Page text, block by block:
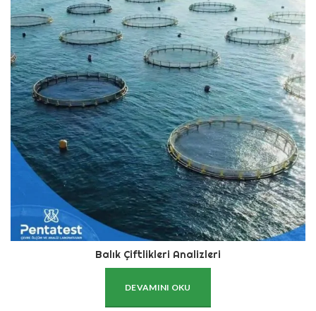
Balık Çiftlikleri Analizleri
DEVAMINI OKU